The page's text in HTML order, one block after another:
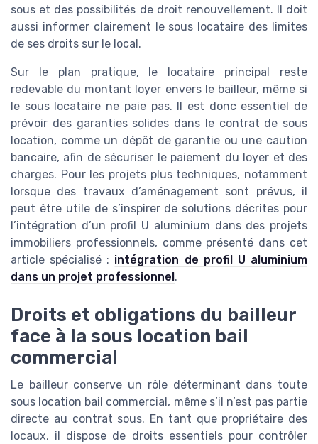
sous et des possibilités de droit renouvellement. Il doit
aussi informer clairement le sous locataire des limites
de ses droits sur le local.
Sur le plan pratique, le locataire principal reste
redevable du montant loyer envers le bailleur, même si
le sous locataire ne paie pas. Il est donc essentiel de
prévoir des garanties solides dans le contrat de sous
location, comme un dépôt de garantie ou une caution
bancaire, afin de sécuriser le paiement du loyer et des
charges. Pour les projets plus techniques, notamment
lorsque des travaux d’aménagement sont prévus, il
peut être utile de s’inspirer de solutions décrites pour
l’intégration d’un profil U aluminium dans des projets
immobiliers professionnels, comme présenté dans cet
article spécialisé : intégration de profil U aluminium
dans un projet professionnel.
Droits et obligations du bailleur
face à la sous location bail
commercial
Le bailleur conserve un rôle déterminant dans toute
sous location bail commercial, même s’il n’est pas partie
directe au contrat sous. En tant que propriétaire des
locaux, il dispose de droits essentiels pour contrôler